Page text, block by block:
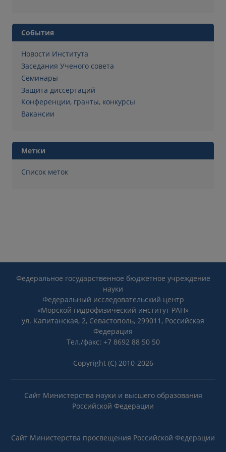
События
Новости Института
Заседания Ученого совета
Семинары
Защита диссертаций
Конференции, гранты, конкурсы
Вакансии
Метки
Список меток
Федеральное государственное бюджетное учреждение
науки
Федеральный исследовательский центр
«Морской гидрофизический институт РАН»
ул. Капитанская, 2, Севастополь, 299011, Российская
Федерация
Тел./факс: +7 8692 88 50 50
Copyright (C) 2010-2026
Сайт Министерства науки и высшего образования
Российской Федерации
Сайт Министерства просвещения Российской Федерации